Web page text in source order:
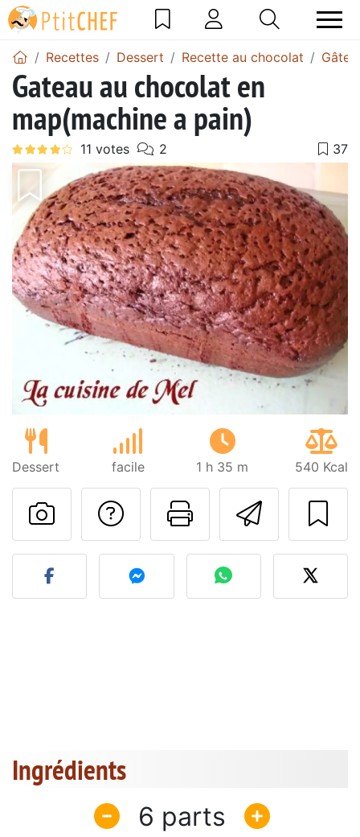
Recettes Dessert Recette au chocolat
Gateau au chocolat en
map(machine a pain)
Dessert facile 1 h 35 m 540 Kcal
Imprimer
Poser une
Publier votre photo de
Ingrédients
6